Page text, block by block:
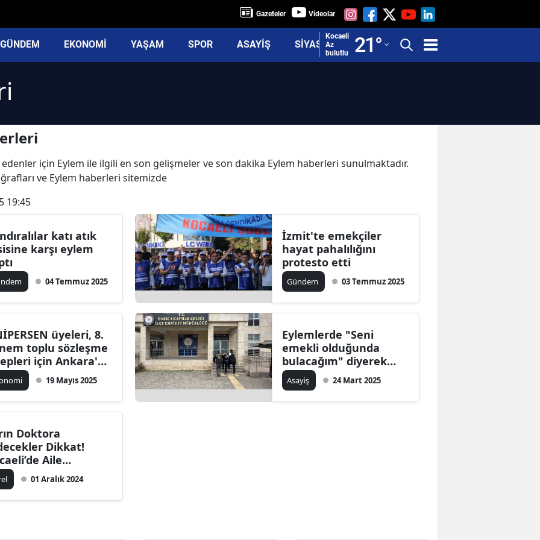
Gazeteler Videolar
GÜNDEM EKONOMİ YAŞAM SPOR ASAYİŞ SİYASET
Kocaeli
Az
bulutlu
21°
Adana
Adıyaman
Ankara
Aydın
Balıkesir
Bilecik
Bitlis
Bolu
Burdur
için Eylem ile ilgili en son gelişmeler ve son dakika Eylem haberleri sunulmaktadır.
ve Eylem haberleri sitemizde
19:45
katı atık
karşı eylem
04 Temmuz 2025
İzmit'te emekçiler
hayat pahalılığını
protesto etti
Gündem 03 Temmuz 2025
üyeleri, 8.
toplu sözleşme
için Ankara'ya
geldi
19 Mayıs 2025
Eylemlerde "Seni
emekli olduğunda
bulacağım" diyerek
polisi tehdit etmişti,
yakalandı
Asayiş 24 Mart 2025
Doktora
Dikkat!
Aile
Yarın İş
Eylemi
01 Aralık 2024